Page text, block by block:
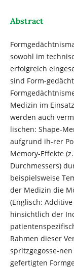
Abstract
sowohl im
erfolgreich
sind Form-
Medizin im
werden auch
lischen: Shape-
aufgrund ih-rer
Memory-Effekte
Durchmessers)
beispielsweise
der Medizin die
(Englisch:
hinsichtlich der
Rahmen dieser
spritzgegosse-
gefertigten